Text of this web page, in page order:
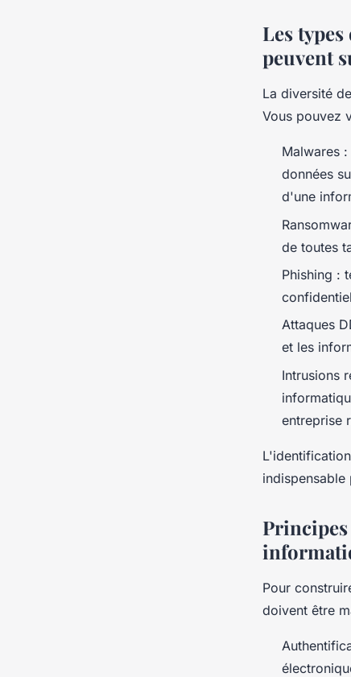
Les
peuvent
La diversité
Vous pouvez
Malwares
données
d'une
de toutes
Phishing :
Attaques
et les
Intrusions
entreprise
Principes
Pour
doivent être